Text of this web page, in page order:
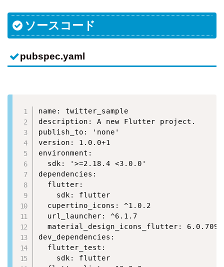
ソースコード
pubspec.yaml
name: twitter_sample
description: A new Flutter project.
publish_to: 'none'
version: 1.0.0+1
environment:
  sdk: '>=2.18.4 <3.0.0'
dependencies:
  flutter:
    sdk: flutter
  cupertino_icons: ^1.0.2
  url_launcher: ^6.1.7
  material_design_icons_flutter: 6.0.7096
dev_dependencies:
  flutter_test:
    sdk: flutter